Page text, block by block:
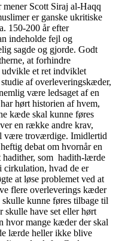
mener Scott Siraj al-Haqq
er ganske ukritiske
150-200 år efter
indeholde fejl og
sagde og gjorde. Godt
at forhindre
udvikle et ret indviklet
af overleveringskæder,
være ledsaget af en
hørt historien af hvem,
kæde skal kunne føres
en række andre krav,
være troværdige. Imidlertid
debat om hvornår en
som hadith-lærde
hvad de er
at løse problemet ved at
flere overleverings kæder
kunne føres tilbage til
skulle have set eller hørt
hvor mange kæder der skal
lærde heller ikke blive